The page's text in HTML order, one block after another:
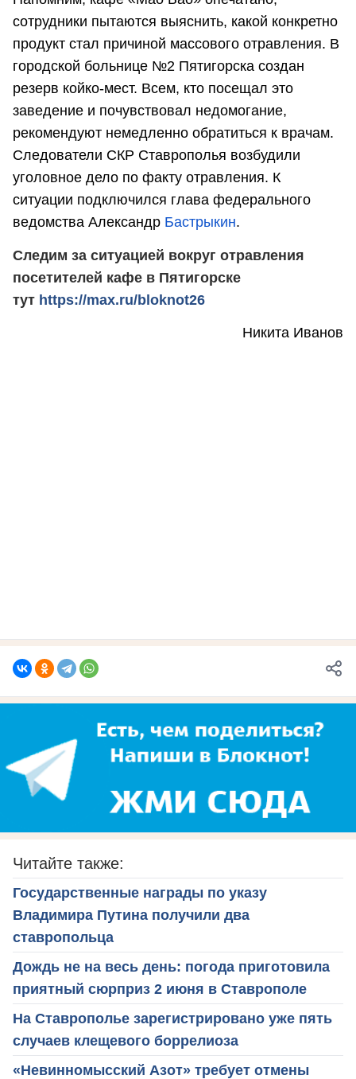
сотрудники пытаются выяснить, какой конкретно
продукт стал причиной массового отравления. В
городской больнице №2 Пятигорска создан
резерв койко-мест. Всем, кто посещал это
заведение и почувствовал недомогание,
рекомендуют немедленно обратиться к врачам.
Следователи СКР Ставрополья возбудили
уголовное дело по факту отравления. К
ситуации подключился глава федерального
ведомства Александр Бастрыкин.
Следим за ситуацией вокруг отравления
посетителей кафе в Пятигорске
тут https://max.ru/bloknot26
Никита Иванов
Читайте также:
Государственные награды по указу
Владимира Путина получили два
ставропольца
Дождь не на весь день: погода приготовила
приятный сюрприз 2 июня в Ставрополе
На Ставрополье зарегистрировано уже пять
случаев клещевого боррелиоза
«Невинномысский Азот» требует отмены